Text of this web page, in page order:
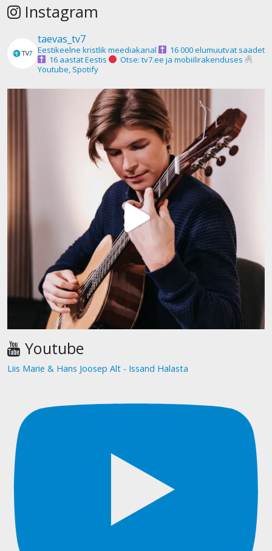
Instagram
taevas_tv7
Eestikeelne kristlik meediakanal
16 000 elumuutvat saadet
16 aastat Eestis
Otse: tv7.ee ja mobiilirakenduses
Youtube, Spotify
Youtube
Liis Marie & Hans Joosep Alt - Issand Halasta